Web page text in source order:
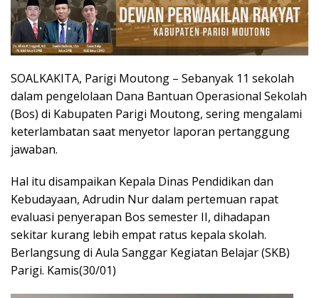
SOALKAKITA, Parigi Moutong – Sebanyak 11 sekolah
dalam pengelolaan Dana Bantuan Operasional Sekolah
(Bos) di Kabupaten Parigi Moutong, sering mengalami
keterlambatan saat menyetor laporan pertanggung
jawaban.
Hal itu disampaikan Kepala Dinas Pendidikan dan
Kebudayaan, Adrudin Nur dalam pertemuan rapat
evaluasi penyerapan Bos semester II, dihadapan
sekitar kurang lebih empat ratus kepala skolah.
Berlangsung di Aula Sanggar Kegiatan Belajar (SKB)
Parigi. Kamis(30/01)